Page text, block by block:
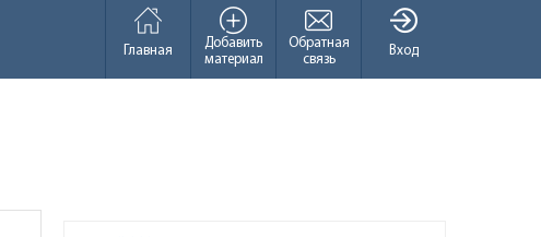
Вход
Обратная
связь
Добавить
материал
Главная